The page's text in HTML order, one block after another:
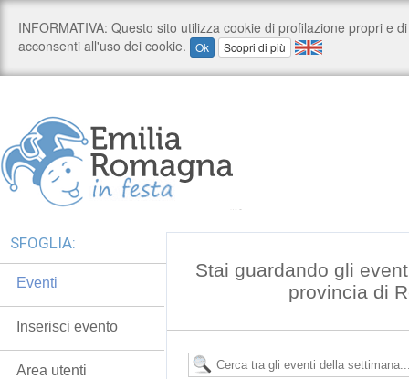
Stai guardando gli
provincia di
SFOGLIA:
Eventi
Inserisci evento
Area utenti